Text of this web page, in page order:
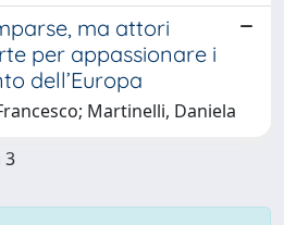
ma attori
per appassionare i
dell’Europa
Martinelli, Daniela
3